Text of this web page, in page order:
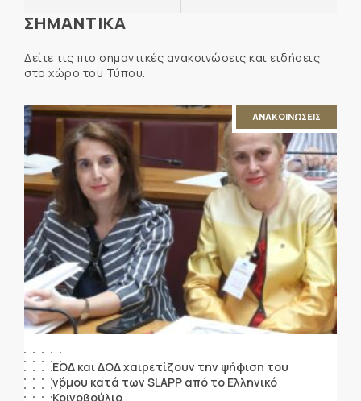
ΣΗΜΑΝΤΙΚΑ
Δείτε τις πιο σημαντικές ανακοινώσεις και ειδήσεις
στο χώρο του Τύπου.
ΑΝΑΚΟΙΝΩΣΕΙΣ
ΕΟΔ και ΔΟΔ χαιρετίζουν την ψήφιση του
νόμου κατά των SLAPP από το Ελληνικό
Κοινοβούλιο